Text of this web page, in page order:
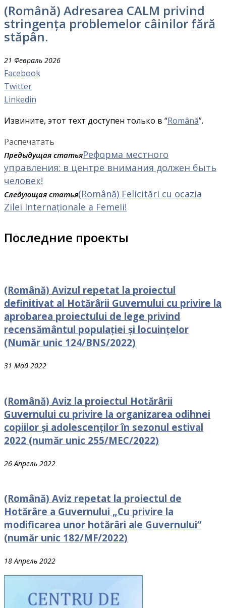
(Română) Adresarea CALM privind
stringența problemelor câinilor fără
stăpân.
21 Февраль 2026
Facebook
Twitter
Linkedin
Извините, этот техт доступен только в “Română”.
Распечатать
Предыдущая статьяРеформа местного
управления: в центре внимания должен быть
человек!
Следующая статья(Română) Felicitări cu ocazia
Zilei Internaționale a Femeii!
Последние проекты
(Română) Avizul repetat la proiectul
definitivat al Hotărârii Guvernului cu privire la
aprobarea proiectului de lege privind
recensământul populației și locuințelor
(Număr unic 124/BNS/2022)
31 Май 2022
(Română) Aviz la proiectul Hotărârii
Guvernului cu рrivire la organizarea odihnei
сорiilоr și adolescenților în sezonul estival
2022 (număr unic 255/MEC/2022)
26 Апрель 2022
(Română) Aviz repetat la proiectul de
Hotărâre a Guvernului „Cu privire la
modificarea unor hotărâri ale Guvernului”
(număr unic 182/MF/2022)
18 Апрель 2022